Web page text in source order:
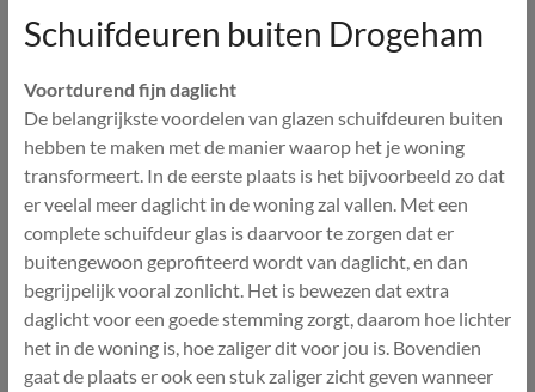
Schuifdeuren buiten Drogeham
Voortdurend fijn daglicht
De belangrijkste voordelen van glazen schuifdeuren buiten
hebben te maken met de manier waarop het je woning
transformeert. In de eerste plaats is het bijvoorbeeld zo dat
er veelal meer daglicht in de woning zal vallen. Met een
complete schuifdeur glas is daarvoor te zorgen dat er
buitengewoon geprofiteerd wordt van daglicht, en dan
begrijpelijk vooral zonlicht. Het is bewezen dat extra
daglicht voor een goede stemming zorgt, daarom hoe lichter
het in de woning is, hoe zaliger dit voor jou is. Bovendien
gaat de plaats er ook een stuk zaliger zicht geven wanneer